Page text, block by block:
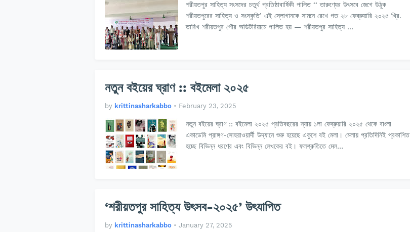
শরীয়তপুর সাহিত্য সংসদের চতুর্থ প্রতিষ্ঠাবার্ষিকী পালিত ‘‘ তারুণ্যের উৎসবে জেগে উঠুক
শরীয়তপুরের সাহিত্য ও সংস্কৃতি’ এই স্লোগানকে সামনে রেখে গত ২৮ ফেব্রুয়ারি ২০২৫ খ্রি.
তারিখ শরীয়তপুর পৌর অডিটরিয়ামে পালিত হয় — শরীয়তপুর সাহিত্য …
নতুন বইয়ের ঘ্রাণ :: বইমেলা ২০২৫
by krittinasharkabbo • February 23, 2025
নতুন বইয়ের ঘ্রাণ :: বইমেলা ২০২৫ প্রতিবছরের ন্যায় ১লা ফেব্রুয়ারি ২০২৫ থেকে বাংলা
একাডেমি প্রাঙ্গণ-সোহরাওয়ার্দী উদ্যানে শুরু হয়েছে একুশে বই মেলা। মেলায় প্রতিদিনিই প্রকাশিত
হচ্ছে বিভিন্ন ধরণের এবং বিভিন্ন লেখকের বই। ফলশ্রুতিতে মেল…
‘শরীয়তপুর সাহিত্য উৎসব-২০২৫’ উৎযাপিত
by krittinasharkabbo • January 27, 2025